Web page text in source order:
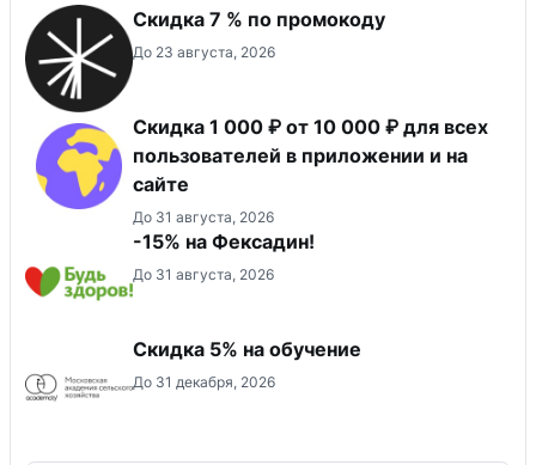
Скидка 7 % по промокоду
До 23 августа, 2026
Скидка 1 000 ₽ от 10 000 ₽ для всех
пользователей в приложении и на
сайте
До 31 августа, 2026
-15% на Фексадин!
До 31 августа, 2026
Скидка 5% на обучение
До 31 декабря, 2026